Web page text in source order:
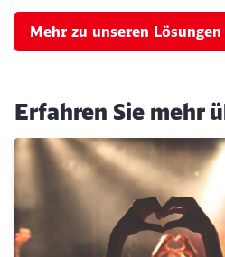
Mehr zu unseren Lösungen
Erfahren Sie mehr